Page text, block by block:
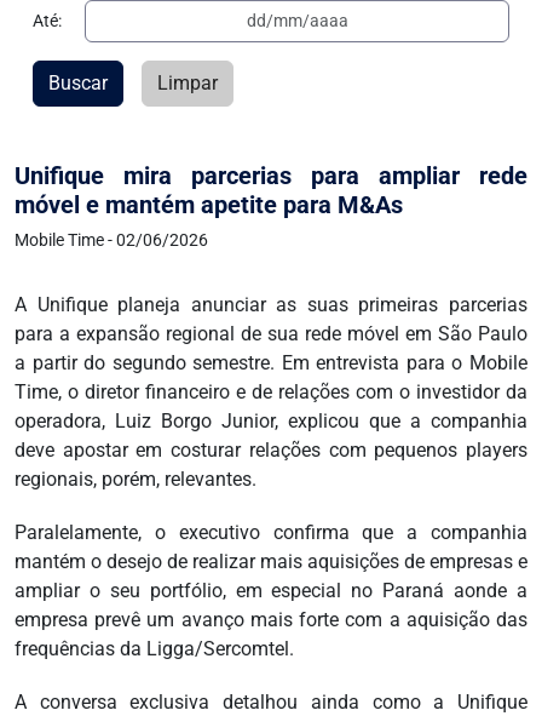
Unifique mira parcerias para ampliar rede
móvel e mantém apetite para M&As
Mobile Time - 02/06/2026
A Unifique planeja anunciar as suas primeiras parcerias
para a expansão regional de sua rede móvel em São Paulo
a partir do segundo semestre. Em entrevista para o Mobile
Time, o diretor financeiro e de relações com o investidor da
operadora, Luiz Borgo Junior, explicou que a companhia
deve apostar em costurar relações com pequenos players
regionais, porém, relevantes.
Paralelamente, o executivo confirma que a companhia
mantém o desejo de realizar mais aquisições de empresas e
ampliar o seu portfólio, em especial no Paraná aonde a
empresa prevê um avanço mais forte com a aquisição das
frequências da Ligga/Sercomtel.
A conversa exclusiva detalhou ainda como a Unifique
Até:
Buscar Limpar